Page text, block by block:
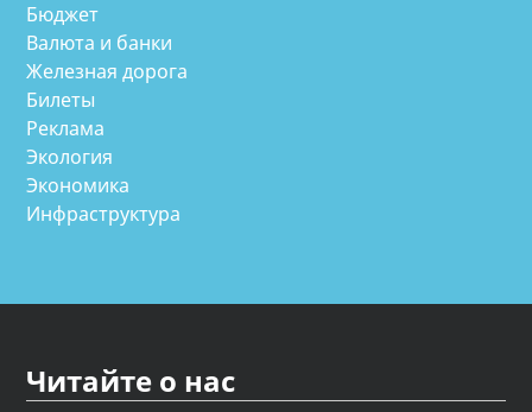
Бюджет
Валюта и банки
Железная дорога
Билеты
Реклама
Экология
Экономика
Инфраструктура
Читайте о нас